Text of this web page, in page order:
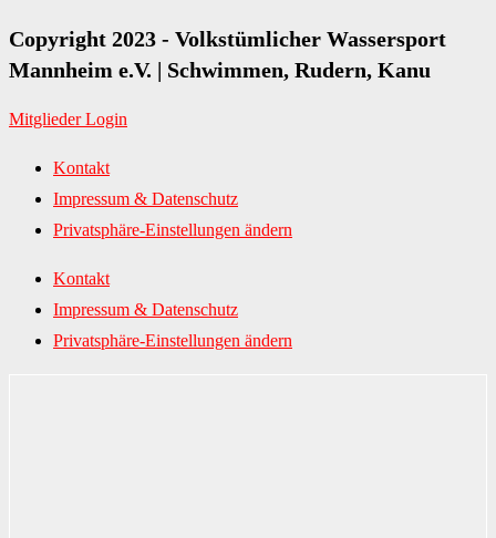
Copyright 2023 - Volkstümlicher Wassersport
Mannheim e.V. | Schwimmen, Rudern, Kanu
Mitglieder Login
Kontakt
Impressum & Datenschutz
Privatsphäre-Einstellungen ändern
Kontakt
Impressum & Datenschutz
Privatsphäre-Einstellungen ändern